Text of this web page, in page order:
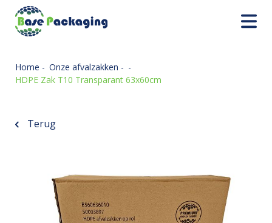
Home - Onze afvalzakken - -
HDPE Zak T10 Transparant 63x60cm
Terug